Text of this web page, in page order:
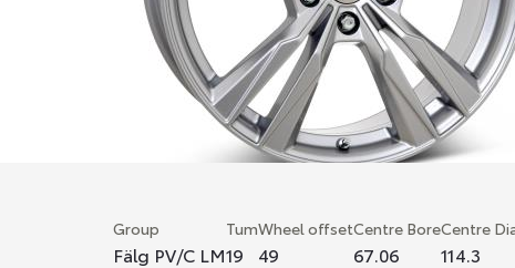
Group
Fälg PV/C LM
Tum
19
Wheel offset
49
Centre Bore
67.06
Centre
114.3